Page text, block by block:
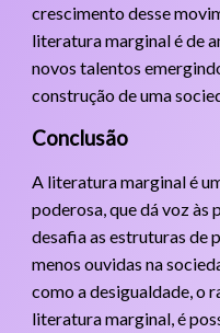
crescimento desse
literatura marginal é de
novos talentos
construção de uma
Conclusão
A literatura marginal é
poderosa, que dá voz às
desafia as estruturas de
menos ouvidas na
como a desigualdade, o
literatura marginal, é